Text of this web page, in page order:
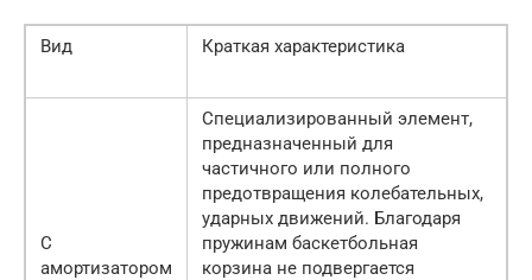
Вид Краткая характеристика
С
амортизатором
Специализированный элемент,
предназначенный для
частичного или полного
предотвращения колебательных,
ударных движений. Благодаря
пружинам баскетбольная
корзина не подвергается